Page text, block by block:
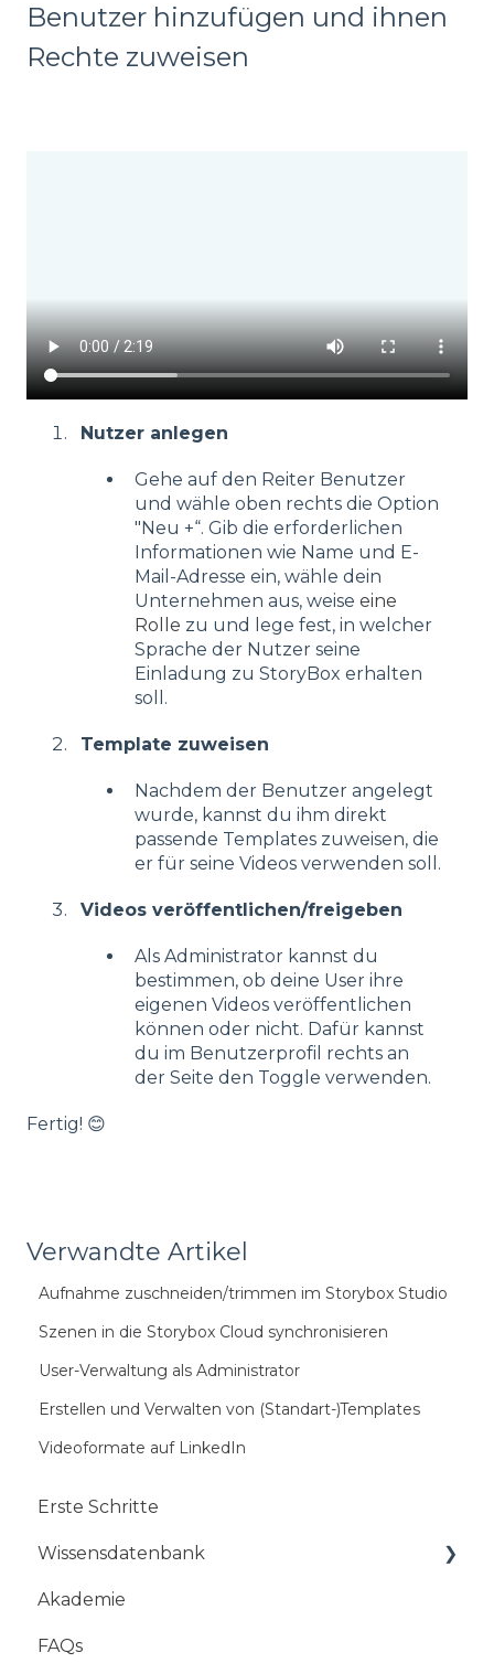
Benutzer hinzufügen und ihnen
Rechte zuweisen
Nutzer anlegen
Gehe auf den Reiter Benutzer
und wähle oben rechts die Option
"Neu +“. Gib die erforderlichen
Informationen wie Name und E-
Mail-Adresse ein, wähle dein
Unternehmen aus, weise eine
Rolle zu und lege fest, in welcher
Sprache der Nutzer seine
Einladung zu StoryBox erhalten
soll.
Template zuweisen
Nachdem der Benutzer angelegt
wurde, kannst du ihm direkt
passende Templates zuweisen, die
er für seine Videos verwenden soll.
Videos veröffentlichen/freigeben
Als Administrator kannst du
bestimmen, ob deine User ihre
eigenen Videos veröffentlichen
können oder nicht. Dafür kannst
du im Benutzerprofil rechts an
der Seite den Toggle verwenden.
Fertig! 😊
Verwandte Artikel
Aufnahme zuschneiden/trimmen im Storybox Studio
Szenen in die Storybox Cloud synchronisieren
User-Verwaltung als Administrator
Erstellen und Verwalten von (Standart-)Templates
Videoformate auf LinkedIn
Erste Schritte
Wissensdatenbank
Mobile App
StoryBox Web-Studio
Akademie
FAQs